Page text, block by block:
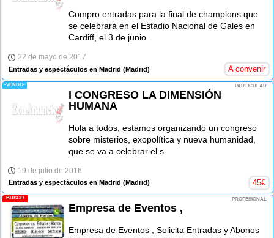
Compro entradas para la final de champions que
se celebrará en el Estadio Nacional de Gales en
Cardiff, el 3 de junio.
22 de mayo de 2017
Entradas y espectáculos en Madrid (Madrid) A convenir
-VENDO- PARTICULAR
I CONGRESO LA DIMENSIÓN
HUMANA
Hola a todos, estamos organizando un congreso
sobre misterios, exopolítica y nueva humanidad,
que se va a celebrar el s
19 de julio de 2016
Entradas y espectáculos en Madrid (Madrid) 45€
-BUSCO- PROFESIONAL
Empresa de Eventos ,
Empresa de Eventos , Solicita Entradas y Abonos